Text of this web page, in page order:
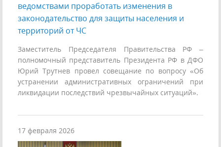
ведомствами проработать изменения в
законодательство для защиты населения и
территорий от ЧС
Заместитель Председателя Правительства РФ –
полномочный представитель Президента РФ в ДФО
Юрий Трутнев провел совещание по вопросу «Об
устранении административных ограничений при
ликвидации последствий чрезвычайных ситуаций».
17 февраля 2026